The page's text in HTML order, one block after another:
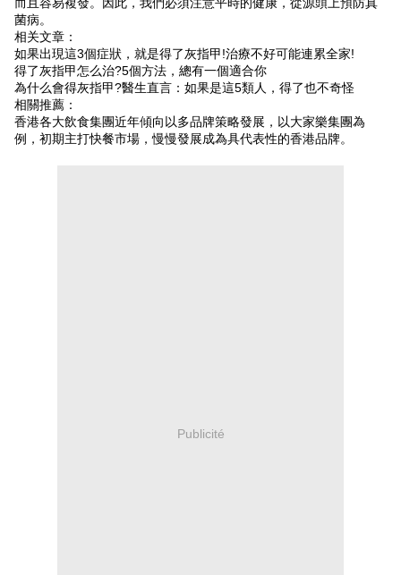
菌病。
相关文章：
如果出現這3個症狀，就是得了灰指甲!治療不好可能連累全家!
得了灰指甲怎么治?5個方法，總有一個適合你
為什么會得灰指甲?醫生直言：如果是這5類人，得了也不奇怪
相關推薦：
香港各大飲食集團近年傾向以多品牌策略發展，以大家樂集團為
例，初期主打快餐市場，慢慢發展成為具代表性的香港品牌。
Publicité